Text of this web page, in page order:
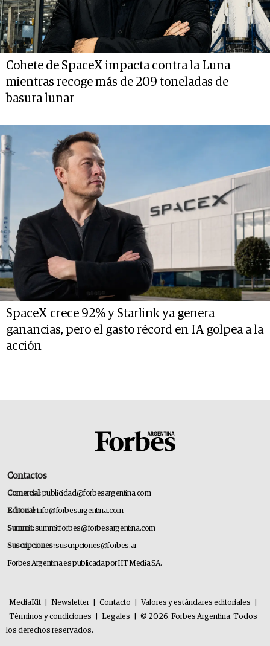
Cohete de SpaceX impacta contra la Luna
mientras recoge más de 209 toneladas de
basura lunar
SpaceX crece 92% y Starlink ya genera
ganancias, pero el gasto récord en IA golpea a la
acción
Contactos
Comercial:publicidad@forbesargentina.com
Editorial:info@forbesargentina.com
Summit:summitforbes@forbesargentina.com
Suscripciones:suscripciones@forbes.ar
Forbes Argentina es publicada por HT Media SA.
MediaKit Newsletter Contacto Valores y estándares editoriales
Términos y condiciones
Legales
© 2026. Forbes Argentina. Todos
los derechos reservados.